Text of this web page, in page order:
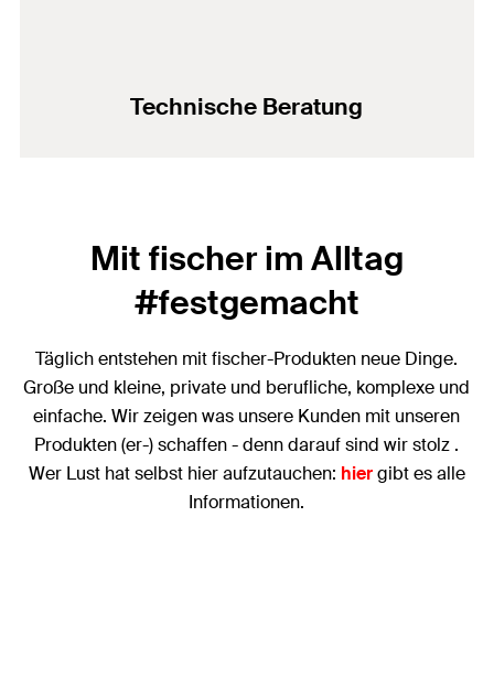
Technische Beratung
Mit fischer im Alltag
#festgemacht
Täglich entstehen mit fischer-Produkten neue Dinge.
Große und kleine, private und berufliche, komplexe und
einfache. Wir zeigen was unsere Kunden mit unseren
Produkten (er-) schaffen - denn darauf sind wir stolz .
Wer Lust hat selbst hier aufzutauchen: hiergibt es alle
Informationen.